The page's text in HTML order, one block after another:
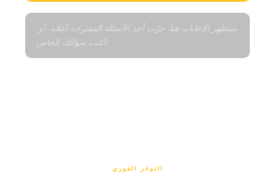
اكتب سؤالك الخاص.
التوفر الفوري